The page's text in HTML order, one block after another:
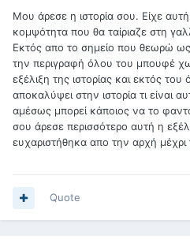
Μου άρεσε η ιστορία σου. Είχε
κομψότητα που θα ταίριαζε στη
Εκτός απο το σημείο που θεωρώ
την περιγραφή όλου του μπουφέ
εξέλιξη της ιστορίας και εκτός του
αποκαλύψει στην ιστορία τι είναι
αμέσως μπορεί κάποιος να το
σου άρεσε περισσότερο αυτή η
ευχαριστήθηκα απο την αρχή μέχρι
Quote